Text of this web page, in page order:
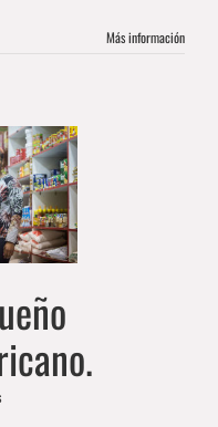
Más información